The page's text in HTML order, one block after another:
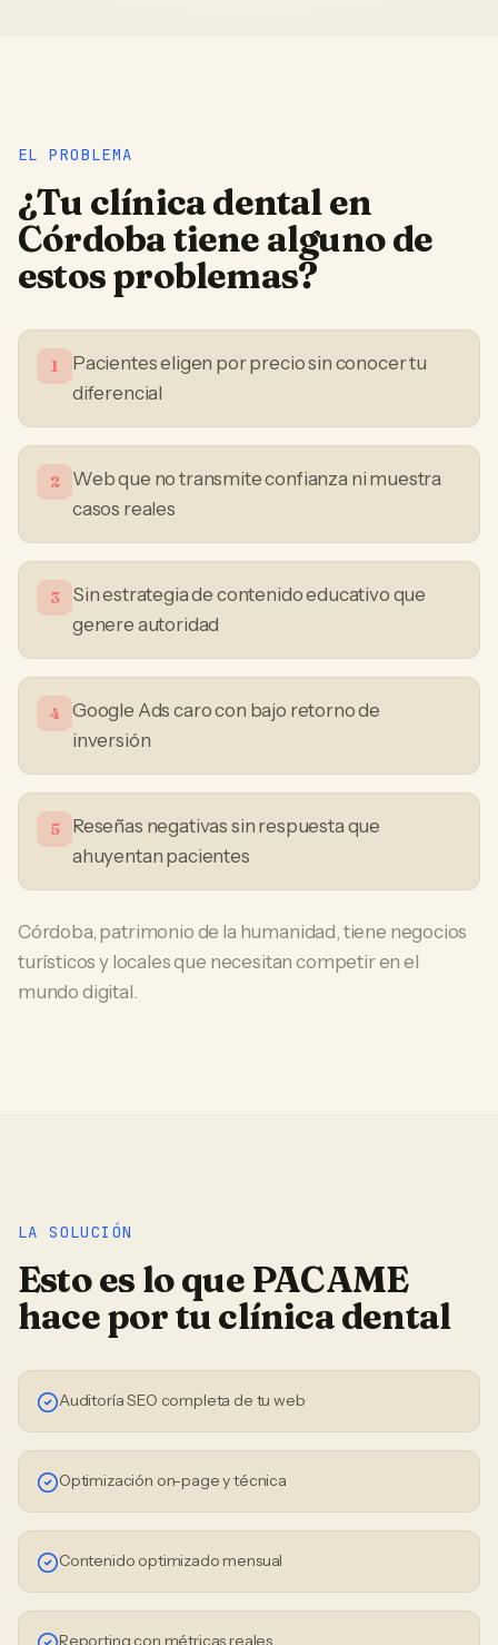
EL PROBLEMA
¿Tu clínica dentalen
Córdobatiene alguno de
estos problemas?
1
Pacientes eligen por precio sin conocer tu
diferencial
2
Web que no transmite confianza ni muestra
casos reales
3
Sin estrategia de contenido educativo que
genere autoridad
4
Google Ads caro con bajo retorno de
inversión
5
Reseñas negativas sin respuesta que
ahuyentan pacientes
Córdoba, patrimonio de la humanidad, tiene negocios
turísticos y locales que necesitan competir en el
mundo digital.
LA SOLUCIÓN
Esto es lo que PACAME
hace por tuclínica dental
Auditoría SEO completa de tu web
Optimización on-page y técnica
Contenido optimizado mensual
Reporting con métricas reales